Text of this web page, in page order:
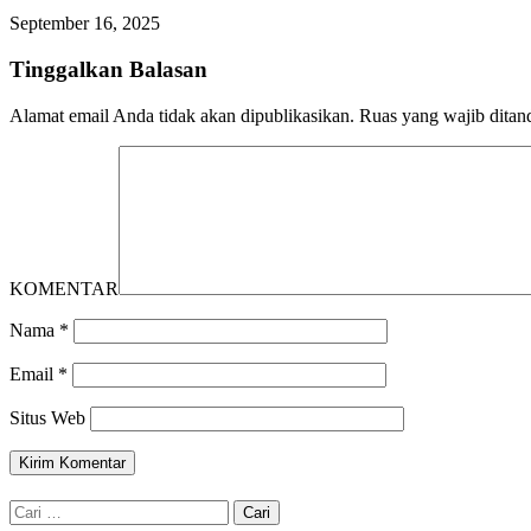
September 16, 2025
Tinggalkan Balasan
Alamat email Anda tidak akan dipublikasikan. Ruas yang wajib
KOMENTAR
Nama *
Email *
Situs Web
Cari